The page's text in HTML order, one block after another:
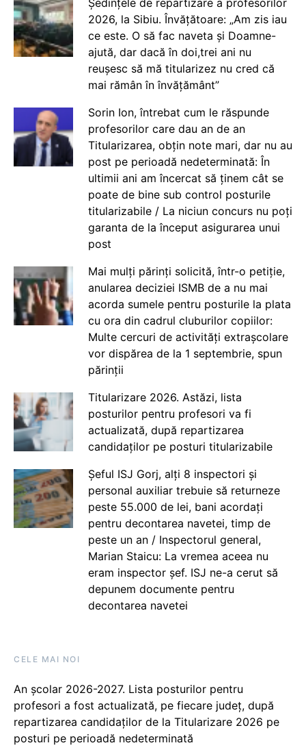
2026, la Sibiu. Învățătoare: „Am zis iau
ce este. O să fac naveta și Doamne-
ajută, dar dacă în doi,trei ani nu
reușesc să mă titularizez nu cred că
mai rămân în învățământ”
Sorin Ion, întrebat cum le răspunde
profesorilor care dau an de an
Titularizarea, obțin note mari, dar nu au
post pe perioadă nedeterminată: În
ultimii ani am încercat să ținem cât se
poate de bine sub control posturile
titularizabile / La niciun concurs nu poți
garanta de la început asigurarea unui
post
Mai mulți părinți solicită, într-o petiție,
anularea deciziei ISMB de a nu mai
acorda sumele pentru posturile la plata
cu ora din cadrul cluburilor copiilor:
Multe cercuri de activități extrașcolare
vor dispărea de la 1 septembrie, spun
părinții
Titularizare 2026. Astăzi, lista
posturilor pentru profesori va fi
actualizată, după repartizarea
candidaților pe posturi titularizabile
Șeful ISJ Gorj, alți 8 inspectori și
personal auxiliar trebuie să returneze
peste 55.000 de lei, bani acordați
pentru decontarea navetei, timp de
peste un an / Inspectorul general,
Marian Staicu: La vremea aceea nu
eram inspector șef. ISJ ne-a cerut să
depunem documente pentru
decontarea navetei
CELE MAI NOI
An școlar 2026-2027. Lista posturilor pentru
profesori a fost actualizată, pe fiecare județ, după
repartizarea candidaților de la Titularizare 2026 pe
posturi pe perioadă nedeterminată